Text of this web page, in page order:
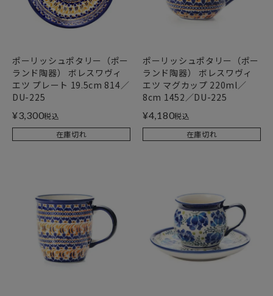
ポーリッシュポタリー（ポー
ランド陶器） ボレスワヴィ
エツ プレート 19.5cm 814／
DU-225
¥3,300税込
在庫切れ
ポーリッシュポタリー（ポー
ランド陶器） ボレスワヴィ
エツ マグカップ 220ml／
8cm 1452／DU-225
¥4,180税込
在庫切れ